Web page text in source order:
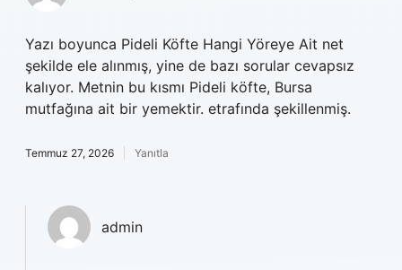
Yazı boyunca Pideli Köfte Hangi Yöreye Ait net
şekilde ele alınmış, yine de bazı sorular cevapsız
kalıyor. Metnin bu kısmı Pideli köfte, Bursa
mutfağına ait bir yemektir. etrafında şekillenmiş.
Temmuz 27, 2026 Yanıtla
admin